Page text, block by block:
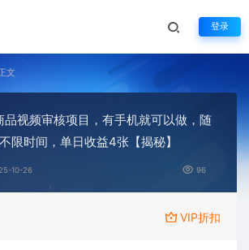
登录
文
品视频审核项目，有手机就可以做，随
限时间，单日收益4张【揭秘】
10-26 96
VIP折扣